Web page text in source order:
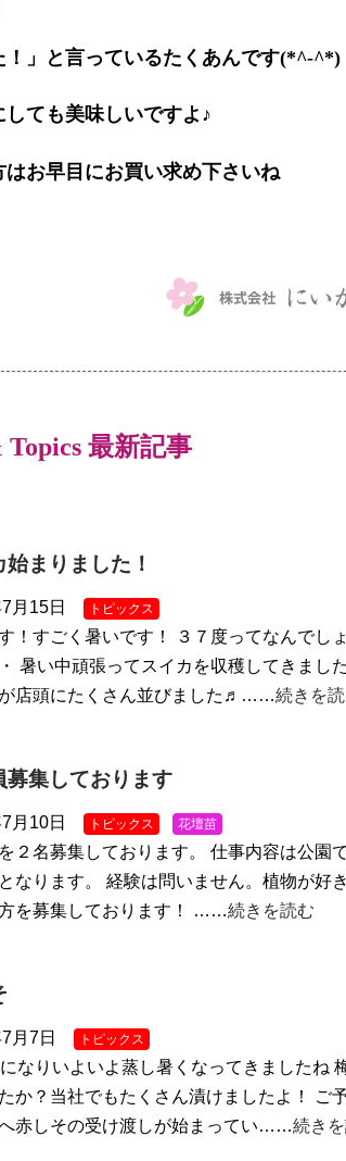
」と言っているたくあんです(*^-^*)
ても美味しいですよ♪
お早目にお買い求め下さいね
Topics 最新記事
始まりました！
月15日 トピックス
！すごく暑いです！ ３７度ってなんでし
暑い中頑張ってスイカを収穫してきまし
店頭にたくさん並びました♬……続きを
募集しております
月10日 トピックス 花壇苗
２名募集しております。 仕事内容は公園
なります。 経験は問いません。植物が好
を募集しております！ ……続きを読む
月7日 トピックス
になりいよいよ蒸し暑くなってきましたね
か？当社でもたくさん漬けましたよ！ ご
赤しその受け渡しが始まってい……続き